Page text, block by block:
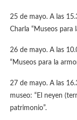
25 de mayo. A las
Charla “Museos para
26 de mayo. A las
“Museos para la
27 de mayo. A las
museo: “El neyen
patrimonio”.